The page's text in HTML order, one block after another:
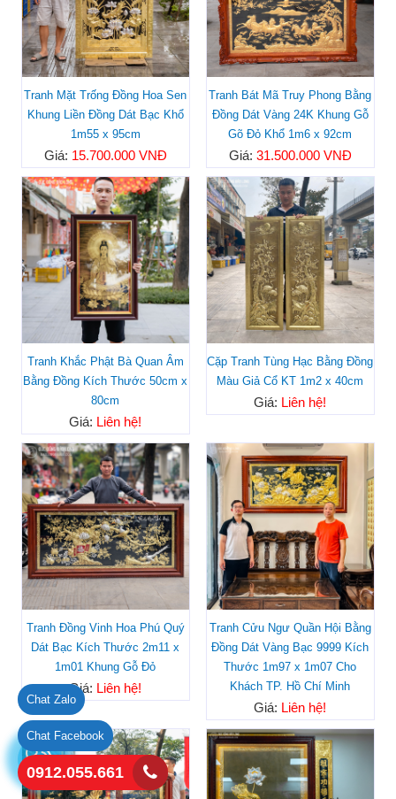
Chat Zalo
Chat Facebook
0912.055.661
Tranh Mặt Trống Đồng Hoa Sen
Khung Liền Đồng Dát Bạc Khổ
1m55 x 95cm
Giá: 15.700.000 VNĐ
Tranh Bát Mã Truy Phong Bằng
Đồng Dát Vàng 24K Khung Gỗ
Gõ Đỏ Khổ 1m6 x 92cm
Giá: 31.500.000 VNĐ
Tranh Khắc Phật Bà Quan Âm
Bằng Đồng Kích Thước 50cm x
80cm
Giá: Liên hệ!
Cặp Tranh Tùng Hạc Bằng Đồng
Màu Giả Cổ KT 1m2 x 40cm
Giá: Liên hệ!
Tranh Đồng Vinh Hoa Phú Quý
Dát Bạc Kích Thước 2m11 x
1m01 Khung Gỗ Đỏ
Giá: Liên hệ!
Tranh Cửu Ngư Quần Hội Bằng
Đồng Dát Vàng Bạc 9999 Kích
Thước 1m97 x 1m07 Cho
Khách TP. Hồ Chí Minh
Giá: Liên hệ!